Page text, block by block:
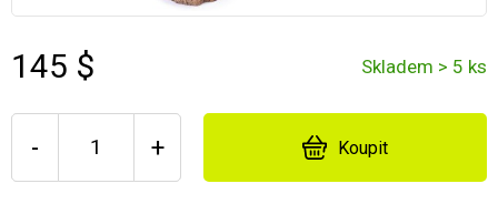
145 $ Skladem > 5 ks
- + Koupit